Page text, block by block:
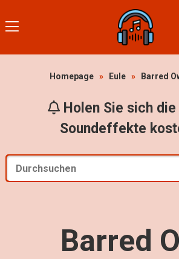
Homepage » Eule » Barred
Holen Sie sich
Soundeffekte
Barred